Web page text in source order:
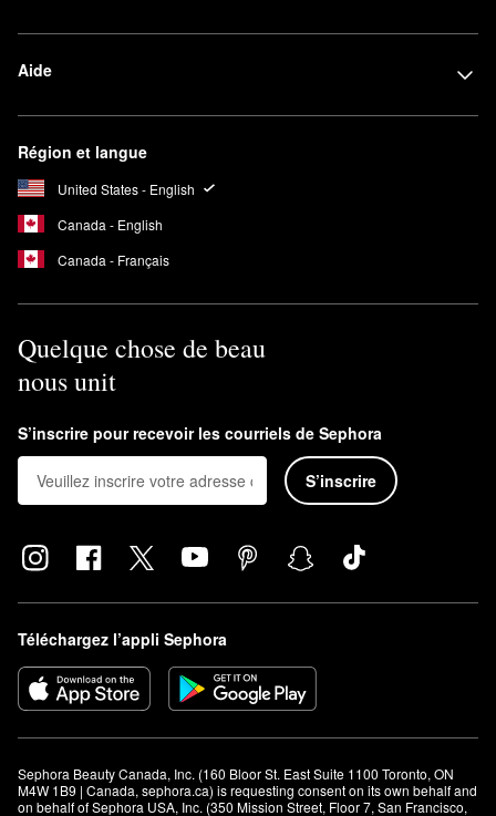
Aide
Région et langue
United States - English
Canada - English
Canada - Français
Quelque chose de beau
nous unit
S’inscrire pour recevoir les courriels de Sephora
S’inscrire
Téléchargez l’appli Sephora
Sephora Beauty Canada, Inc. (160 Bloor St. East Suite 1100 Toronto, ON
M4W 1B9 | Canada, sephora.ca) is requesting consent on its own behalf and
on behalf of Sephora USA, Inc. (350 Mission Street, Floor 7, San Francisco,